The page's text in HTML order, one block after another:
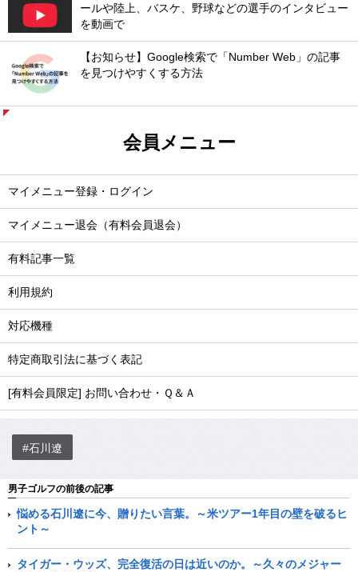
ールや陸上、バスケ、野球などの選手のインタビュー
を動画で
【お知らせ】Google検索で「Number Web」の記事
を見つけやすくする方法
会員メニュー
マイメニュー登録・ログイン
マイメニュー退会（有料会員退会）
有料記事一覧
利用規約
対応機種
特定商取引法に基づく表記
[有料会員限定] お問い合わせ・Ｑ＆Ａ
#石川遼
男子ゴルフの前後の記事
悩める石川遼に今、贈りたい言葉。～米ツアー1年目の壁を破るヒ
ント～
タイガー・ウッズ、完全復活の日は近いのか。～久々のメジャー